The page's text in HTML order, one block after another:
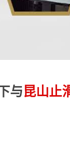
与昆山止